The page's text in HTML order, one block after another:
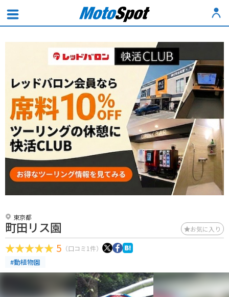
東京都
町田リス園 お気に入り
5 （口コミ1件）
#動植物園